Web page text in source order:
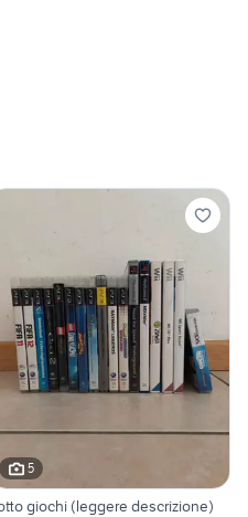
5
giochi (leggere descrizione)